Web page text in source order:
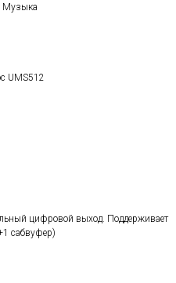
Музыка
UMS512
цифровой выход. Поддерживает
сабвуфер)